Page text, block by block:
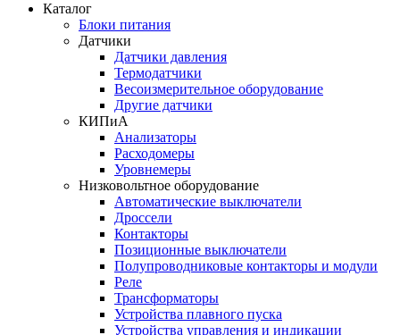
Каталог
Блоки питания
Датчики
Датчики давления
Термодатчики
Весоизмерительное оборудование
Другие датчики
КИПиА
Анализаторы
Расходомеры
Уровнемеры
Низковольтное оборудование
Автоматические выключатели
Дроссели
Контакторы
Позиционные выключатели
Полупроводниковые контакторы и модули
Реле
Трансформаторы
Устройства плавного пуска
Устройства управления и индикации